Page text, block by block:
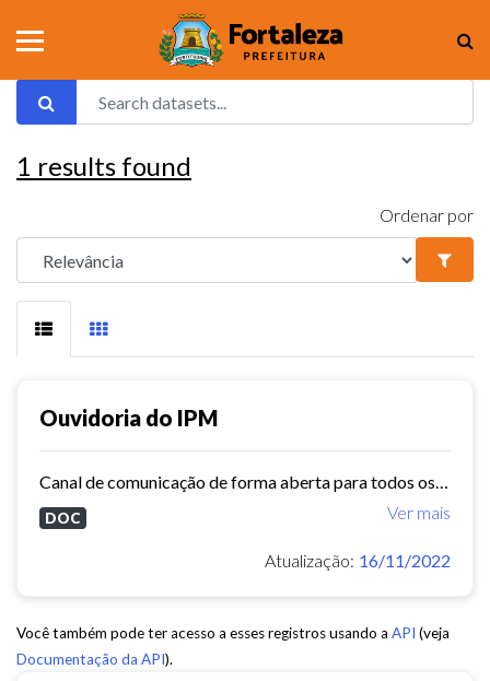
1 results found
Ordenar por
Ouvidoria do IPM
Ver mais
DOC
Atualização: 16/11/2022
Você também pode ter acesso a esses registros usando a API (veja
Documentação da API).